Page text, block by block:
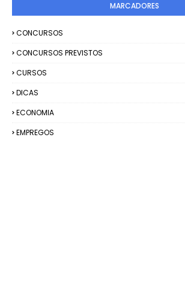
MARCADORES
CONCURSOS
CONCURSOS PREVISTOS
CURSOS
DICAS
ECONOMIA
EMPREGOS